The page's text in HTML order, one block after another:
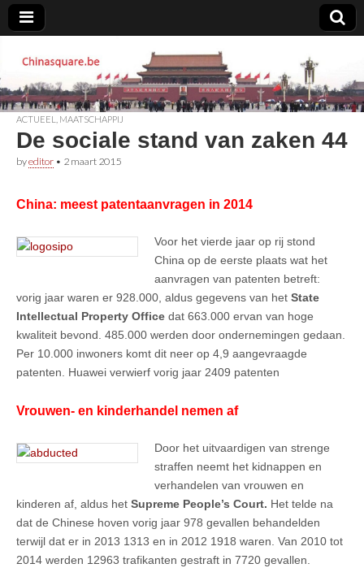
Chinasquare.be
ACTUEEL MAATSCHAPPIJ
De sociale stand van zaken 44
byeditor • 2 maart 2015
China: meest patentaanvragen in 2014
Voor het vierde jaar op rij stond
China op de eerste plaats wat het
aanvragen van patenten betreft:
vorig jaar waren er 928.000, aldus gegevens van het State
Intellectual Property Office dat 663.000 ervan van hoge
kwaliteit bevond. 485.000 werden door ondernemingen gedaan.
Per 10.000 inwoners komt dit neer op 4,9 aangevraagde
patenten. Huawei verwierf vorig jaar 2409 patenten
Vrouwen- en kinderhandel nemen af
Door het uitvaardigen van strenge
straffen neemt het kidnappen en
verhandelen van vrouwen en
kinderen af, aldus het Supreme People’s Court. Het telde na
dat de Chinese hoven vorig jaar 978 gevallen behandelden
terwijl dat er in 2013 1313 en in 2012 1918 waren. Van 2010 tot
2014 werden 12963 trafikanten gestraft in 7720 gevallen.